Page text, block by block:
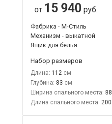
от 15 940 руб.
Фабрика - М-Стиль
Механизм - выкатной
Ящик для белья
Набор размеров
Длина: 112
Глубина: 83
Ширина спального места: 88
Длина спального места: 200